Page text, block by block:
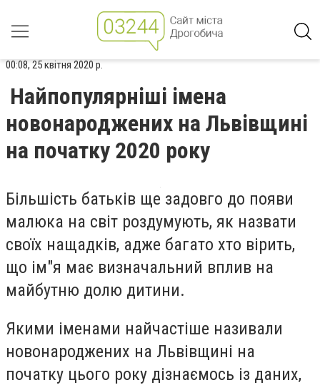
00:08, 25 квітня 2020 р.
Найпопулярніші імена
новонароджених на Львівщині
на початку 2020 року
Більшість батьків ще задовго до появи
малюка на світ роздумують, як назвати
своїх нащадків, адже багато хто вірить,
що ім"я має визначальний вплив на
майбутню долю дитини.
Якими іменами найчастіше називали
новонароджених на Львівщині на
початку цього року дізнаємось із даних,